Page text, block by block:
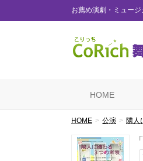
お薦め演劇・ミュー
HOME
HOME 公演 隣人
「